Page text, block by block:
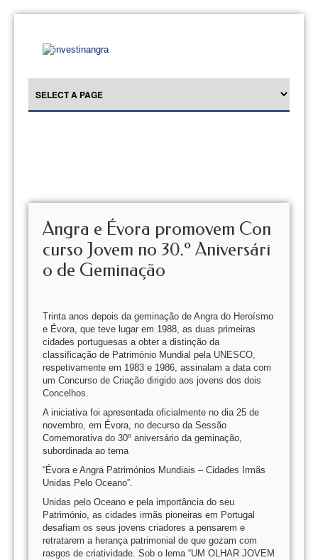
Angra e Évora promovem Con
curso Jovem no 30.º Aniversári
o de Geminação
Trinta anos depois da geminação de Angra do Heroísmo
e Évora, que teve lugar em 1988, as duas primeiras
cidades portuguesas a obter a distinção da
classificação de Património Mundial pela UNESCO,
respetivamente em 1983 e 1986, assinalam a data com
um Concurso de Criação dirigido aos jovens dos dois
Concelhos.
A iniciativa foi apresentada oficialmente no dia 25 de
novembro, em Évora, no decurso da Sessão
Comemorativa do 30º aniversário da geminação,
subordinada ao tema
“Évora e Angra Patrimónios Mundiais – Cidades Irmãs
Unidas Pelo Oceano”.
Unidas pelo Oceano e pela importância do seu
Património, as cidades irmãs pioneiras em Portugal
desafiam os seus jovens criadores a pensarem e
retratarem a herança patrimonial de que gozam com
rasgos de criatividade. Sob o lema “UM OLHAR JOVEM